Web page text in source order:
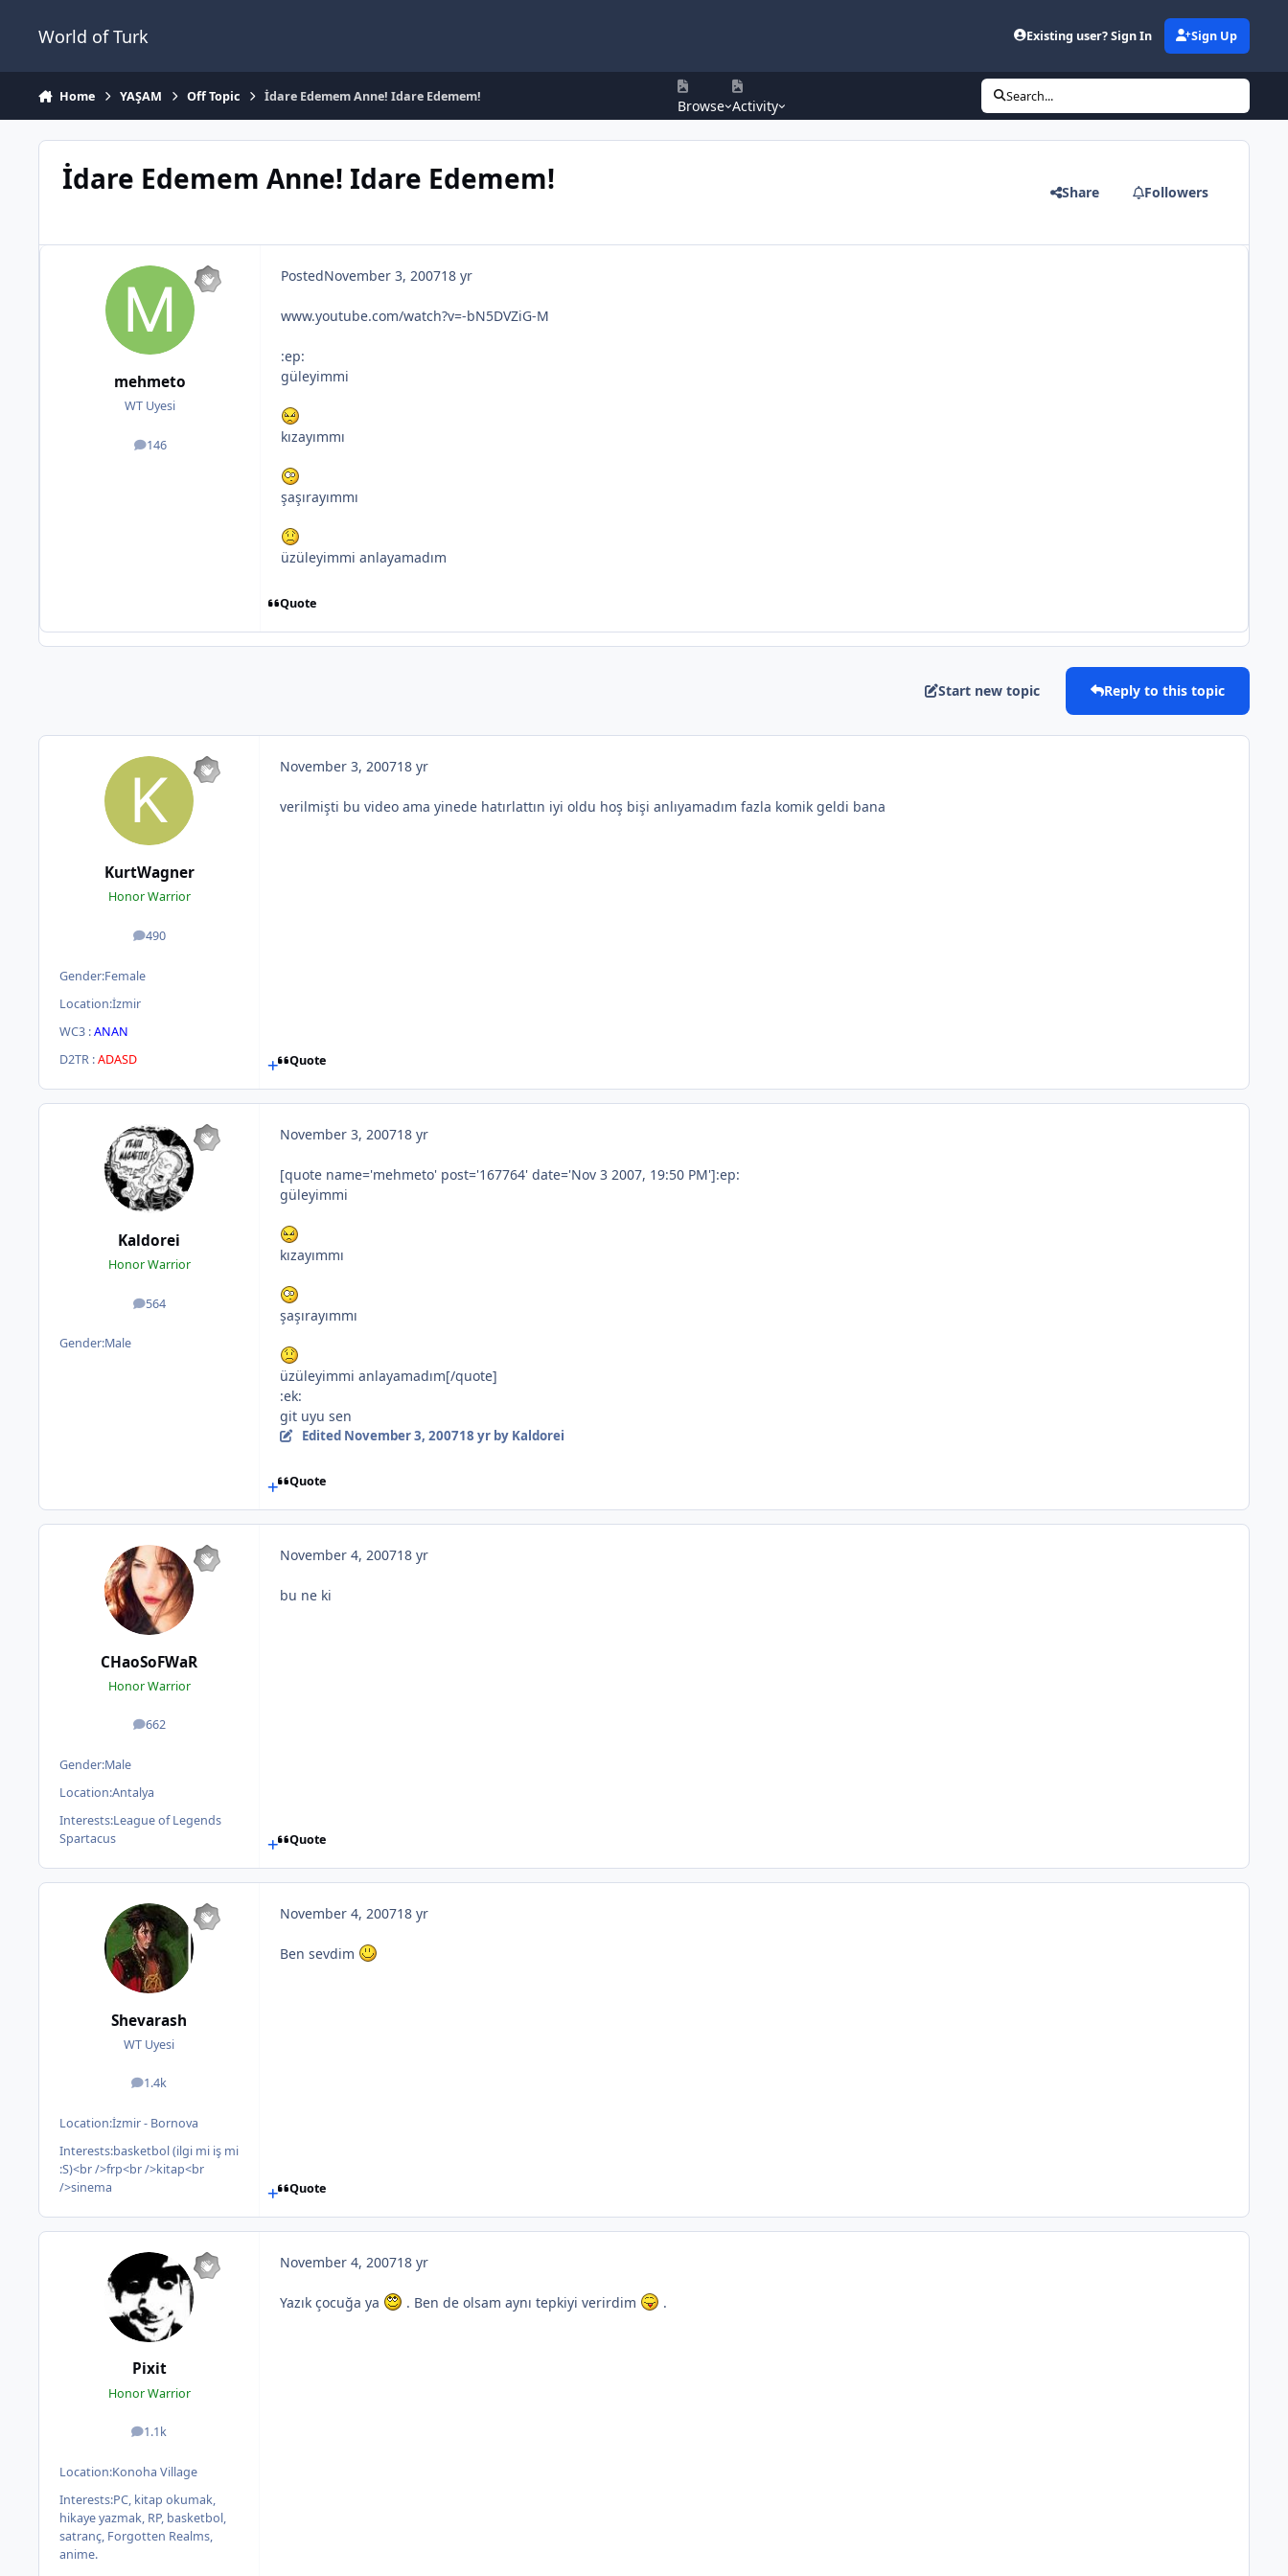
World of Turk Existing user? Sign In Sign Up
Home YAŞAM Off Topic İdare Edemem Anne! Idare Edemem!
Browse Activity
Search...
İdare Edemem Anne! Idare Edemem! Share Followers
mehmeto
WT Uyesi
146
posts
PostedNovember 3, 200718 yr
www.youtube.com/watch?v=-bN5DVZiG-M
:ep:
güleyimmi
kızayımmı
şaşırayımmı
üzüleyimmi anlayamadım
Quote
Start new topic Reply to this topic
KurtWagner
Honor Warrior
490
posts
Gender:Female
Location:İzmir
WC3 :ANAN
D2TR :ADASD
November 3, 200718 yr
verilmişti bu video ama yinede hatırlattın iyi oldu hoş bişi anlıyamadım fazla komik geldi bana
Quote
Kaldorei
Honor Warrior
564
posts
Gender:Male
November 3, 200718 yr
[quote name='mehmeto' post='167764' date='Nov 3 2007, 19:50 PM']:ep:
güleyimmi
kızayımmı
şaşırayımmı
üzüleyimmi anlayamadım[/quote]
:ek:
git uyu sen
Edited November 3, 200718 yrby Kaldorei
Quote
CHaoSoFWaR
Honor Warrior
662
posts
Gender:Male
Location:Antalya
Interests:League of Legends
Spartacus
November 4, 200718 yr
bu ne ki
Quote
Shevarash
WT Uyesi
1.4k
posts
Location:İzmir - Bornova
Interests:basketbol (ilgi mi iş mi
:S)<br />frp<br />kitap<br
/>sinema
November 4, 200718 yr
Ben sevdim
Quote
Pixit
Honor Warrior
1.1k
posts
Location:Konoha Village
Interests:PC, kitap okumak,
hikaye yazmak, RP, basketbol,
satranç, Forgotten Realms,
anime.
November 4, 200718 yr
Yazık çocuğa ya . Ben de olsam aynı tepkiyi verirdim .